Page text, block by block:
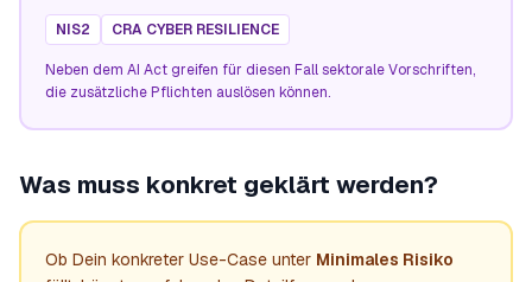
NIS2 CRA CYBER RESILIENCE
Neben dem AI Act greifen für diesen Fall sektorale Vorschriften,
die zusätzliche Pflichten auslösen können.
Was muss konkret geklärt werden?
Ob Dein konkreter Use-Case unter Minimales Risiko